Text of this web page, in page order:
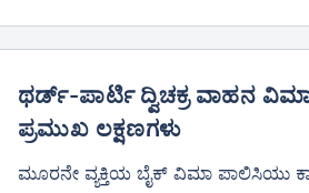
ಥರ್ಡ್-ಪಾರ್ಟಿ ದ್ವಿಚಕ್ರ ವಾಹನ ವಿಮಾ ಪಾಲಿಸಿಯ
ಪ್ರಮುಖ ಲಕ್ಷಣಗಳು
ಮೂರನೇ ವ್ಯಕ್ತಿಯ ಬೈಕ್ ವಿಮಾ ಪಾಲಿಸಿಯು